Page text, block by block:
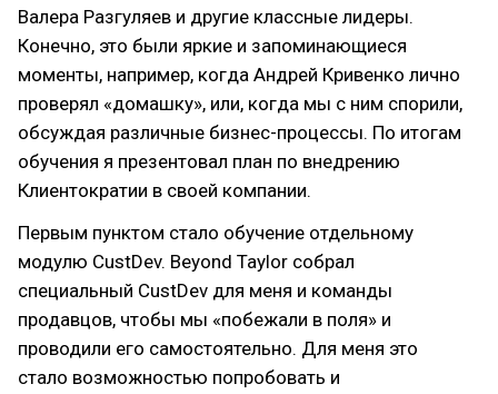
Валера Разгуляев и другие классные лидеры.
Конечно, это были яркие и запоминающиеся
моменты, например, когда Андрей Кривенко лично
проверял «домашку», или, когда мы с ним спорили,
обсуждая различные бизнес-процессы. По итогам
обучения я презентовал план по внедрению
Клиентократии в своей компании.
Первым пунктом стало обучение отдельному
модулю CustDev. Beyond Taylor собрал
специальный CustDev для меня и команды
продавцов, чтобы мы «побежали в поля» и
проводили его самостоятельно. Для меня это
стало возможностью попробовать и